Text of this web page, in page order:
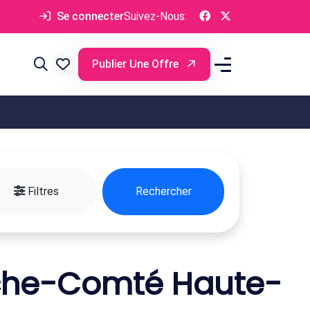
Se connecterSuivez-Nous:
Publier Une Offre
Filtres Rechercher
Comté Haute-